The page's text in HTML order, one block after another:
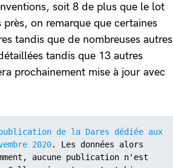
soit 8 de plus que le lot
on remarque que certaines
tandis que de nombreuses autres
tandis que 13 autres
prochainement mise à jour avec
de la Dares dédiée aux
2020. Les données alors
aucune publication n'est